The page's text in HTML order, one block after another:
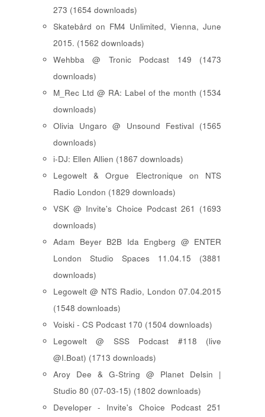
273 (1654 downloads)
Skatebård on FM4 Unlimited, Vienna, June
2015. (1562 downloads)
Wehbba @ Tronic Podcast 149 (1473
downloads)
M_Rec Ltd @ RA: Label of the month (1534
downloads)
Olivia Ungaro @ Unsound Festival (1565
downloads)
i-DJ: Ellen Allien (1867 downloads)
Legowelt & Orgue Electronique on NTS
Radio London (1829 downloads)
VSK @ Invite's Choice Podcast 261 (1693
downloads)
Adam Beyer B2B Ida Engberg @ ENTER
London Studio Spaces 11.04.15 (3881
downloads)
Legowelt @ NTS Radio, London 07.04.2015
(1548 downloads)
Voiski - CS Podcast 170 (1504 downloads)
Legowelt @ SSS Podcast #118 (live
@I.Boat) (1713 downloads)
Aroy Dee & G-String @ Planet Delsin |
Studio 80 (07-03-15) (1802 downloads)
Developer - Invite's Choice Podcast 251